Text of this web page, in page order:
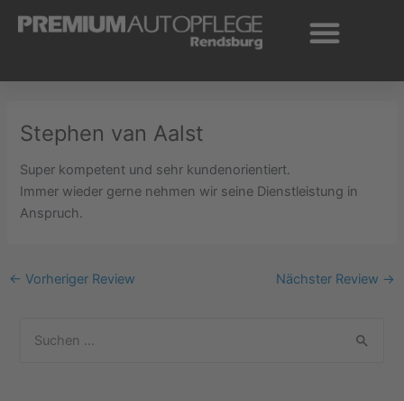
Inhalt
Stephen van Aalst
Super kompetent und sehr kundenorientiert.
Immer wieder gerne nehmen wir seine Dienstleistung in
Anspruch.
← Vorheriger Review Nächster Review →